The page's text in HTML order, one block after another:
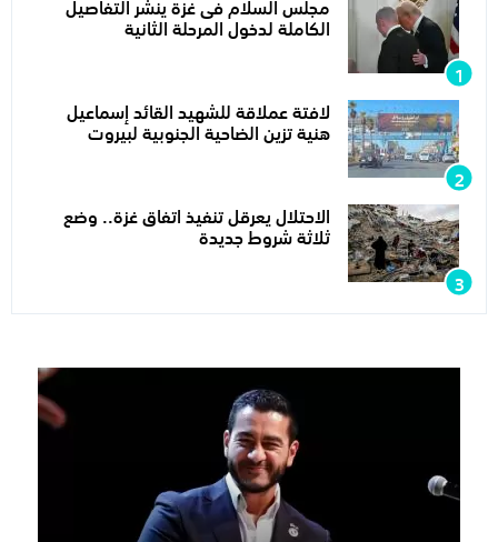
الكاملة لدخول المرحلة الثانية
لافتة عملاقة للشهيد القائد إسماعيل
هنية تزين الضاحية الجنوبية لبيروت
الاحتلال يعرقل تنفيذ اتفاق غزة.. وضع
ثلاثة شروط جديدة